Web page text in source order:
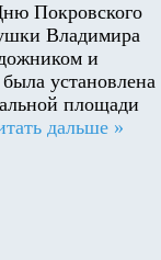
Покровского
Владимира
и
установлена
площади
дальше »